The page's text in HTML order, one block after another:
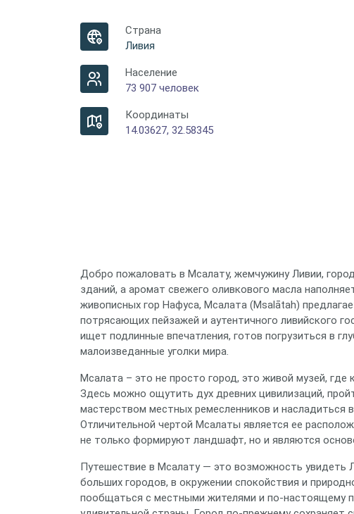
Страна
Ливия
Население
73 907 человек
Координаты
14.03627, 32.58345
Добро пожаловать в Мсалату, жемчужину Ливии,
зданий, а аромат свежего оливкового масла
живописных гор Нафуса, Мсалата (Msalātah)
потрясающих пейзажей и аутентичного ливийского
ищет подлинные впечатления, готов погрузиться в
малоизведанные уголки мира.
Мсалата – это не просто город, это живой музей, где
Здесь можно ощутить дух древних цивилизаций,
мастерством местных ремесленников и насладиться
Отличительной чертой Мсалаты является ее
не только формируют ландшафт, но и являются
Путешествие в Мсалату — это возможность увидеть
больших городов, в окружении спокойствия и
пообщаться с местными жителями и по-настоящему